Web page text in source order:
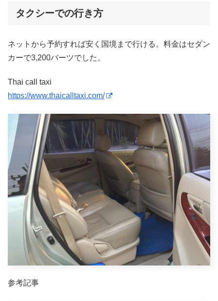
タクシーでの行き方
ネットから予約すれば安く国境まで行ける。料金はセダン
カーで3,200バーツでした。
Thai call taxi
https://www.thaicalltaxi.com/
参考記事